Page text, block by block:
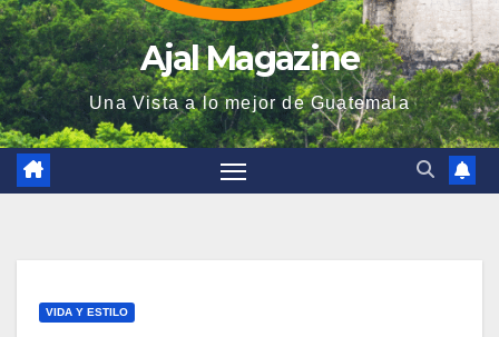
Ajal Magazine
Una Vista a lo mejor de Guatemala
VIDA Y ESTILO